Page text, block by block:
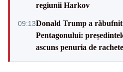
regiunii Harkov
09:13Donald Trump a
Pentagonului:
ascuns penuria de